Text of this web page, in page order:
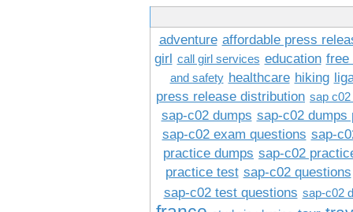
adventure affordable press
girl call girl services education free
and safety healthcare hiking
press release distribution sap
sap-c02 dumps sap-c02 dumps
sap-c02 exam questions sap-
practice dumps sap-c02
practice test sap-c02 questions
sap-c02 test questions sap-c02